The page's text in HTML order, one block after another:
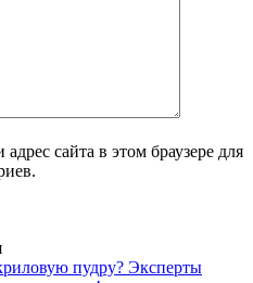
сайта в этом браузере для
пудру? Эксперты